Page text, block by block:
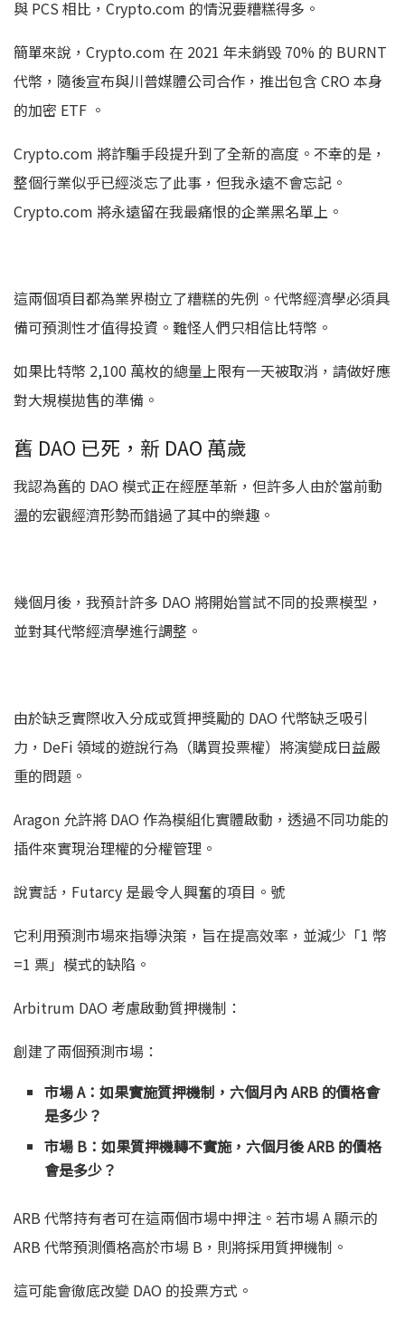
與 PCS 相比，Crypto.com 的情況要糟糕得多。
簡單來說，Crypto.com 在 2021 年未銷毀 70% 的 BURNT
代幣，隨後宣布與川普媒體公司合作，推出包含 CRO 本身
的加密 ETF 。
Crypto.com 將詐騙手段提升到了全新的高度。不幸的是，
整個行業似乎已經淡忘了此事，但​​我永遠不會忘記。
Crypto.com 將永遠留在我最痛恨的企業黑名單上。
這兩個項目都為業界樹立了糟糕的先例。代幣經濟學必須具
備可預測性才值得投資。難怪人們只相信比特幣。
如果比特幣 2,100 萬枚的總量上限有一天被取消，請做好應
對大規模拋售的準備。
舊 DAO 已死，新 DAO 萬歲
我認為舊的 DAO 模式正在經歷革新，但許多人由於當前動
盪的宏觀經濟形勢而錯過了其中的樂趣。
幾個月後，我預計許多 DAO 將開始嘗試不同的投票模型，
並對其代幣經濟學進行調整。
由於缺乏實際收入分成或質押獎勵的 DAO 代幣缺乏吸引
力，DeFi 領域的遊說行為（購買投票權）將演變成日益嚴
重的問題。
Aragon 允許將 DAO 作為模組化實體啟動，透過不同功能的
插件來實現治理權的分權管理。
說實話，Futarcy 是最令人興奮的項目。號
它利用預測市場來指導決策，旨在提高效率，並減少「1 幣
=1 票」模式的缺陷。
Arbitrum DAO 考慮啟動質押機制：
創建了兩個預測市場：
市場 A：如果實施質押機制，六個月內 ARB 的價格會
是多少？
市場 B：如果質押機轉不實施，六個月後 ARB 的價格
會是多少？
ARB 代幣持有者可在這兩個市場中押注。若市場 A 顯示的
ARB 代幣預測價格高於市場 B，則將採用質押機制。
這可能會徹底改變 DAO 的投票方式。